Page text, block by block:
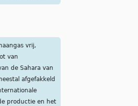
vrij,
van
de Sahara van
afgefakkeld
productie en het